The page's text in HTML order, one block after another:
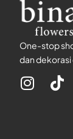
One-stop
dan dekorasi